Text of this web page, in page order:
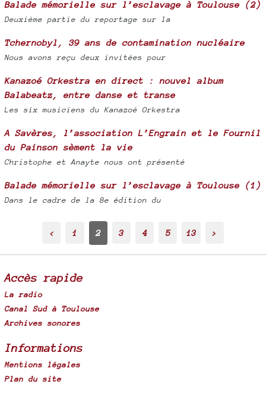
Balade mémorielle sur l’esclavage à Toulouse (2)
Deuxième partie du reportage sur la
Tchernobyl, 39 ans de contamination nucléaire
Nous avons reçu deux invitées pour
Kanazoé Orkestra en direct : nouvel album
Balabeatz, entre danse et transe
Les six musiciens du Kanazoé Orkestra
A Savères, l’association L’Engrain et le Fournil
du Painson sèment la vie
Christophe et Anayte nous ont présenté
Balade mémorielle sur l’esclavage à Toulouse (1)
Dans le cadre de la 8e édition du
< 1 2 3 4 5 13 >
Accès rapide
La radio
Canal Sud à Toulouse
Archives sonores
Informations
Mentions légales
Plan du site